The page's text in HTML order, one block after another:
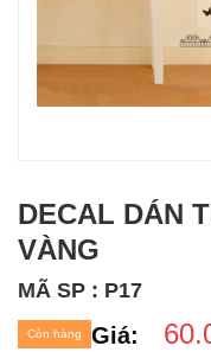
DECAL DÁN
VÀNG
MÃ SP : P17
Giá:
Còn hàng